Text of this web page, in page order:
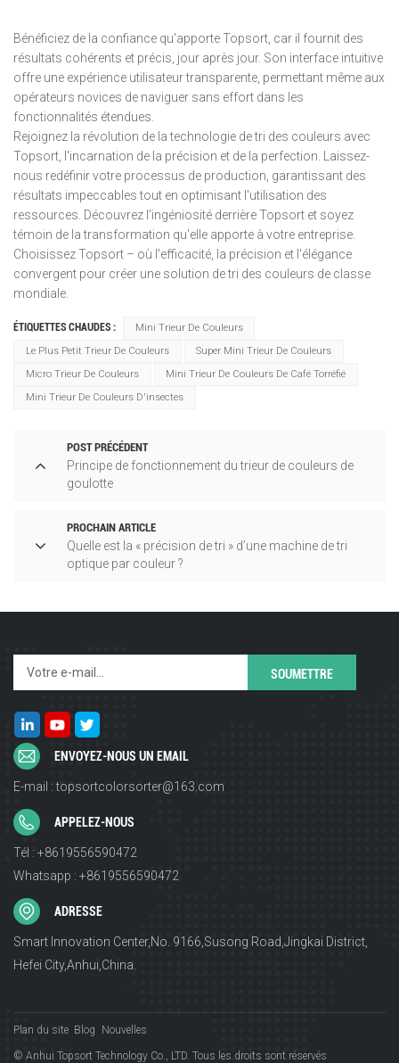
Bénéficiez de la confiance qu'apporte Topsort, car il fournit des
résultats cohérents et précis, jour après jour. Son interface intuitive
offre une expérience utilisateur transparente, permettant même aux
opérateurs novices de naviguer sans effort dans les
fonctionnalités étendues.
Rejoignez la révolution de la technologie de tri des couleurs avec
Topsort, l'incarnation de la précision et de la perfection. Laissez-
nous redéfinir votre processus de production, garantissant des
résultats impeccables tout en optimisant l'utilisation des
ressources. Découvrez l'ingéniosité derrière Topsort et soyez
témoin de la transformation qu'elle apporte à votre entreprise.
Choisissez Topsort – où l'efficacité, la précision et l'élégance
convergent pour créer une solution de tri des couleurs de classe
mondiale.
ÉTIQUETTES CHAUDES :
Mini Trieur De Couleurs
Le Plus Petit Trieur De Couleurs
Super Mini Trieur De Couleurs
Micro Trieur De Couleurs
Mini Trieur De Couleurs De Café Torréfié
Mini Trieur De Couleurs D'insectes
POST PRÉCÉDENT
Principe de fonctionnement du trieur de couleurs de
goulotte
PROCHAIN ARTICLE
Quelle est la « précision de tri » d’une machine de tri
optique par couleur ?
ENVOYEZ-NOUS UN EMAIL
E-mail : topsortcolorsorter@163.com
APPELEZ-NOUS
Tél : +8619556590472
Whatsapp : +8619556590472
ADRESSE
Smart Innovation Center,No. 9166,Susong Road,Jingkai District,
Hefei City,Anhui,China.
Plan du site Blog Nouvelles
© Anhui Topsort Technology Co., LTD. Tous les droits sont réservés